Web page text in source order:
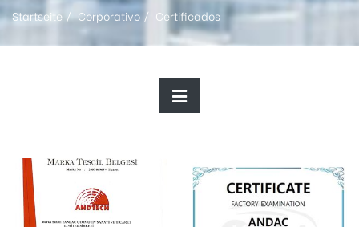
Startseite Corporativo Certificados